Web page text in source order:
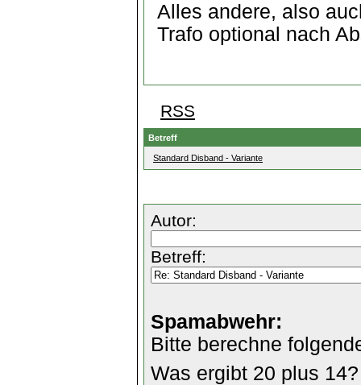
Alles andere, also
Trafo optional nach
RSS
Betreff
Standard Disband - Variante
Autor:
Betreff:
Spamabwehr:
Bitte berechne
Was ergibt 20 plus 14?